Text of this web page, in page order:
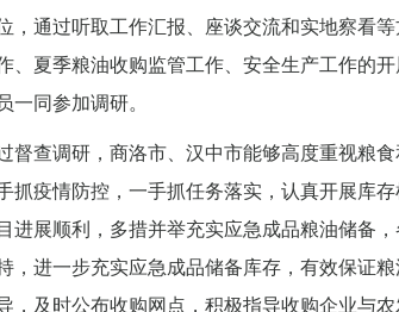
，通过听取工作汇报、座谈交流和实地察看
、夏季粮油收购监管工作、安全生产工作的
一同参加调研。
督查调研，商洛市、汉中市能够高度重视粮
抓疫情防控，一手抓任务落实，认真开展库
进展顺利，多措并举充实应急成品粮油储备
，进一步充实应急成品储备库存，有效保证
，及时公布收购网点，积极指导收购企业与